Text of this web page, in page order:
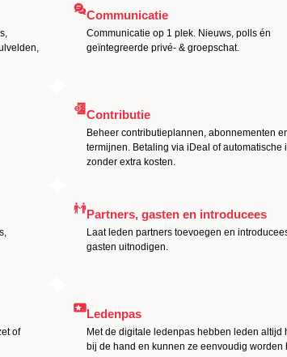
Communicatie
Communicatie op 1 plek. Nieuws, polls én
geïntegreerde privé- & groepschat.
Contributie
Beheer contributieplannen, abonnementen
termijnen. Betaling via iDeal of automatische
zonder extra kosten.
Partners, gasten en introducees
Laat leden partners toevoegen en
gasten uitnodigen.
of
Ledenpas
Met de digitale ledenpas hebben leden altijd
bij de hand en kunnen ze eenvoudig worden